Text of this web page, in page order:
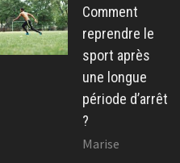
Comment
reprendre le
sport après
une longue
période d’arrêt
?
Marise